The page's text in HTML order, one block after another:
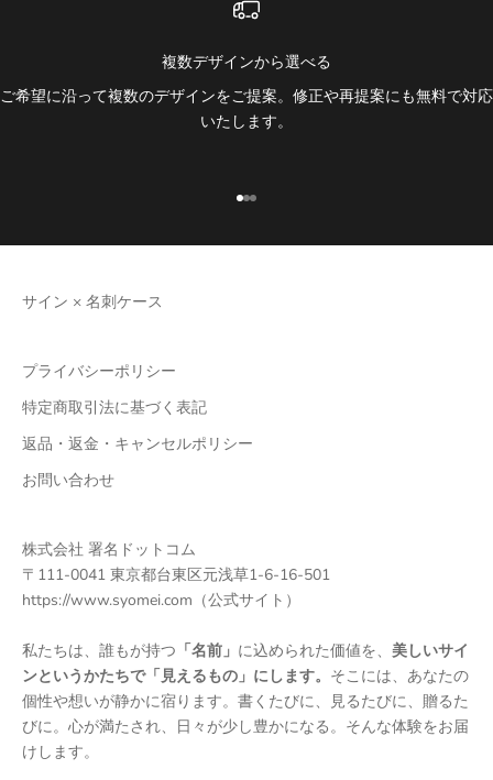
複数デザインから選べる
ご希望に沿って複数のデザインをご提案。修正や再提案にも無料で対応
いたします。
I18n Error: Missing interpolation
I18n Error: Missing interpolation
I18n Error: Missing interpolation
サイン × 名刺ケース
プライバシーポリシー
特定商取引法に基づく表記
返品・返金・キャンセルポリシー
お問い合わせ
株式会社 署名ドットコム
〒111-0041 東京都台東区元浅草1-6-16-501
https://www.syomei.com （公式サイト）
私たちは、誰もが持つ 「名前」 に込められた価値を、 美しいサイ
ンというかたちで「見えるもの」にします。 そこには、あなたの
個性や想いが静かに宿ります。書くたびに、見るたびに、贈るた
びに。心が満たされ、日々が少し豊かになる。そんな体験をお届
けします。